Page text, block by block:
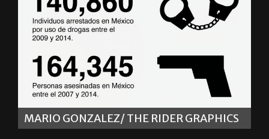
MARIO GONZALEZ/ THE RIDER GRAPHICS